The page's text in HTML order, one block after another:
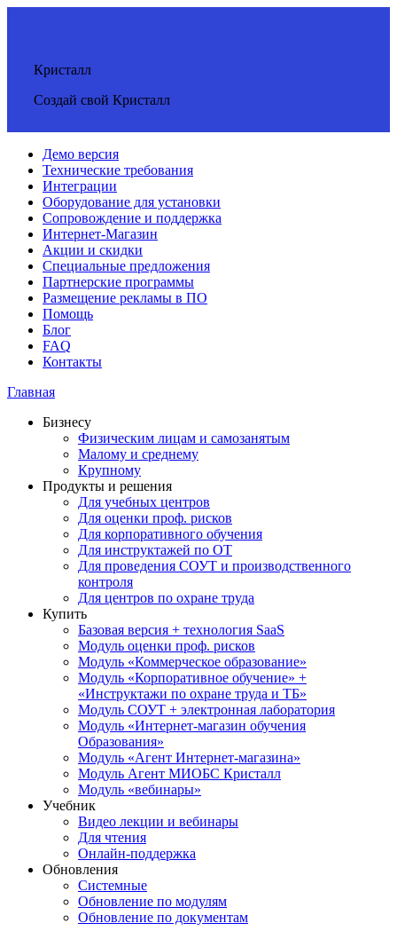
Кристалл
Создай свой Кристалл
Демо версия
Технические требования
Интеграции
Оборудование для установки
Сопровождение и поддержка
Интернет-Магазин
Акции и скидки
Специальные предложения
Партнерские программы
Размещение рекламы в ПО
Помощь
Блог
FAQ
Контакты
Главная
Бизнесу
Физическим лицам и самозанятым
Малому и среднему
Крупному
Продукты и решения
Для учебных центров
Для оценки проф. рисков
Для корпоративного обучения
Для инструктажей по ОТ
Для проведения СОУТ и производственного
контроля
Для центров по охране труда
Купить
Базовая версия + технология SaaS
Модуль оценки проф. рисков
Модуль «Коммерческое образование»
Модуль «Корпоративное обучение» +
«Инструктажи по охране труда и ТБ»
Модуль СОУТ + электронная лаборатория
Модуль «Интернет-магазин обучения
Образования»
Модуль «Агент Интернет-магазина»
Модуль Агент МИОБС Кристалл
Модуль «вебинары»
Учебник
Видео лекции и вебинары
Для чтения
Онлайн-поддержка
Обновления
Системные
Обновление по модулям
Обновление по документам